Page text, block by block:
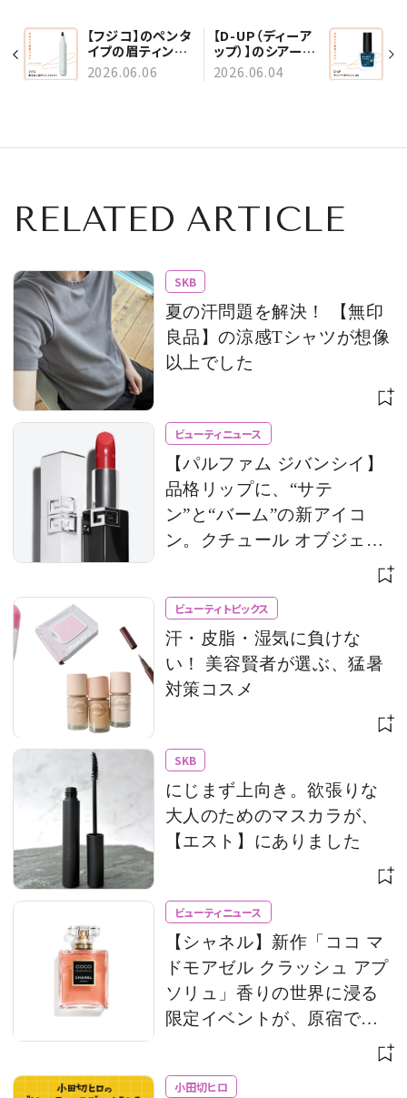
【フジコ】のペンタ
イプの眉ティント
は、描くだけで消え
にくい！ vol.203
2026.06.06
【D-UP（ディーア
ップ）】のシアーな
ネイルカラーで、
指先に涼感を
2026.06.04
RELATED ARTICLE
SKB
夏の汗問題を解決！ 【無印
良品】の涼感Tシャツが想像
以上でした
ビューティニュース
【パルファム ジバンシイ】
品格リップに、“サテ
ン”と“バーム”の新アイコ
ン。クチュール オブジェの
ようなケースにも惚れ惚れ
ビューティトピックス
汗・皮脂・湿気に負けな
い！ 美容賢者が選ぶ、猛暑
対策コスメ
SKB
にじまず上向き。欲張りな
大人のためのマスカラが、
【エスト】にありました
ビューティニュース
【シャネル】新作「ココ マ
ドモアゼル クラッシュ アプ
ソリュ」香りの世界に浸る
限定イベントが、原宿で開
小田切ヒロ